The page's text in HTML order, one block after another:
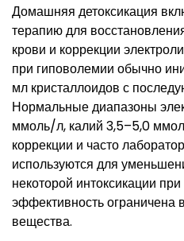
Домашняя детоксикация
терапию для
крови и коррекции
при гиповолемии обычно
мл кристаллоидов с
Нормальные диапазоны
ммоль/л, калий 3,5–5,0
коррекции и часто
используются для
некоторой интоксикации
эффективность ограничена
вещества.